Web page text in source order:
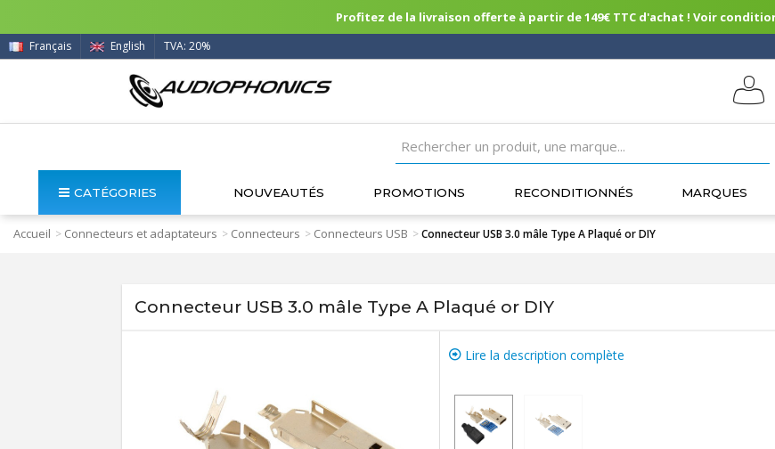
Profitez de la livraison offerte à partir de 149€ TTC d'achat ! Voir
Français English TVA: 20%
CATÉGORIES NOUVEAUTÉS PROMOTIONS RECONDITIONNÉS MARQUES
Accueil > Connecteurs et adaptateurs > Connecteurs > Connecteurs USB >Connecteur USB 3.0 mâle Type A Plaqué or DIY
Connecteur USB 3.0 mâle Type A Plaqué or DIY
Lire la description complète